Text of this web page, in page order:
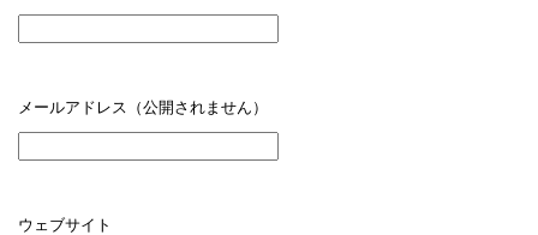
メールアドレス（公開されません）
ウェブサイト